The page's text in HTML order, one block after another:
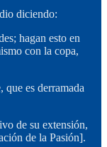
diciendo:
hagan esto en
con la copa,
que es derramada
de su extensión,
de la Pasión].